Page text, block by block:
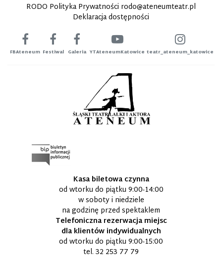
RODO Polityka Prywatności rodo@ateneumteatr.pl
Deklaracja dostępności
FBAteneum Festiwal Galeria YTAteneumKatowice teatr_ateneum_katowice
Kasa biletowa czynna
od wtorku do piątku 9:00-14:00
w soboty i niedziele
na godzinę przed spektaklem
Telefoniczna rezerwacja miejsc
dla klientów indywidualnych
od wtorku do piątku 9:00-15:00
tel. 32 253 77 79